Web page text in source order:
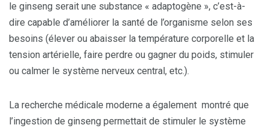
le ginseng serait une substance « adaptogène », c’est-à-
dire capable d’améliorer la santé de l’organisme selon ses
besoins (élever ou abaisser la température corporelle et la
tension artérielle, faire perdre ou gagner du poids, stimuler
ou calmer le système nerveux central, etc.).
La recherche médicale moderne a également montré que
l’ingestion de ginseng permettait de stimuler le système